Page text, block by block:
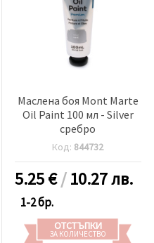
Маслена боя Mont Marte
Oil Paint 100 мл - Silver
сребро
Код: 844732
5.25€/10.27 лв.
1-2 бр.
ОТСТЪПКИ
ЗА КОЛИЧЕСТВО